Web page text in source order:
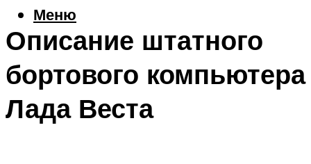
Меню
Описание штатного
бортового компьютера
Лада Веста